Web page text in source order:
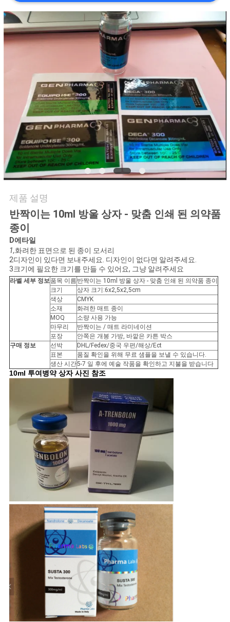
질
관
리
세
요
뉴
스
경
우
이
맵
PRIVACY
POLICY
제품 설명
반짝이는 10ml 방울 상자 - 맞춤 인쇄 된 의약품
종이
D에타일
1,화려한 표면으로 된 종이 모서리
2디자인이 있다면 보내주세요. 디자인이 없다면 알려주세요.
3크기에 필요한 크기를 만들 수 있어요, 그냥 알려주세요
라벨 세부 정보품목 이름 반짝이는 10ml 방울 상자 - 맞춤 인쇄 된 의약품 종이
크기
상자 크기:6x2,5x2,5cm
색상
CMYK
소재
화려한 매트 종이
MOQ
소량 사용 가능
마무리
반짝이는 / 매트 라미네이션
포장
안쪽은 개봉 가방, 바깥은 카튼 박스
구매 정보
선박
DHL/Fedex/중국 우편/해상/Ect
표본
품질 확인을 위해 무료 샘플을 보낼 수 있습니다.
생산 시간5-7 일 후에 예술 작품을 확인하고 지불을 받습니다
10ml 투여병약 상자 사진 참조